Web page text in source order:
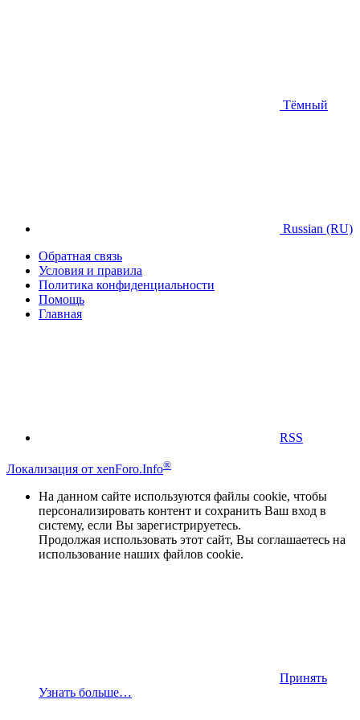
Тёмный
Russian (RU)
Обратная связь
Условия и правила
Политика конфиденциальности
Помощь
Главная
RSS
Локализация от xenForo.Info®
На данном сайте используются файлы cookie, чтобы
персонализировать контент и сохранить Ваш вход в
систему, если Вы зарегистрируетесь.
Продолжая использовать этот сайт, Вы соглашаетесь на
использование наших файлов cookie.
Принять
Узнать больше…